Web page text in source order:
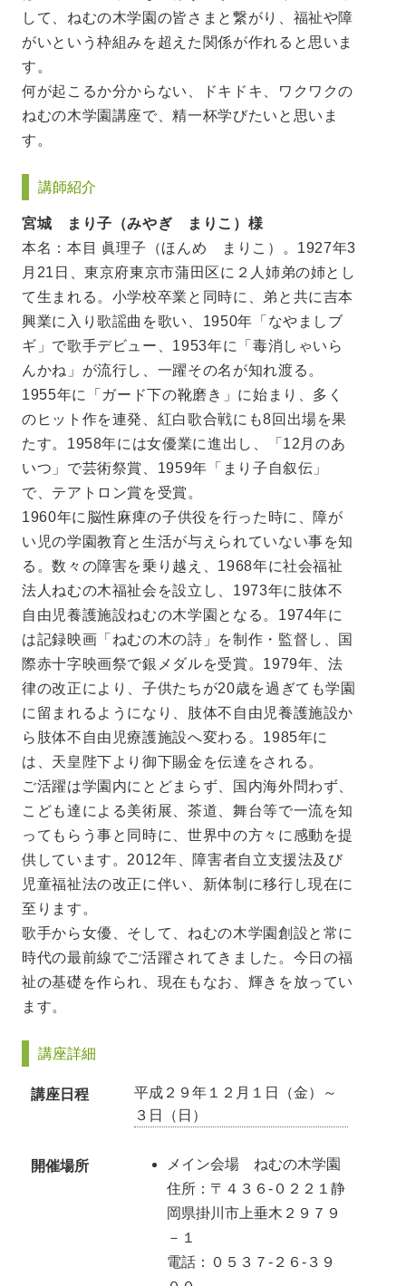
して、ねむの木学園の皆さまと繋がり、福祉や障
がいという枠組みを超えた関係が作れると思いま
す。
何が起こるか分からない、ドキドキ、ワクワクの
ねむの木学園講座で、精一杯学びたいと思いま
す。
講師紹介
宮城 まり子（みやぎ まりこ）様
本名：本目 眞理子（ほんめ まりこ）。1927年3
月21日、東京府東京市蒲田区に２人姉弟の姉とし
て生まれる。小学校卒業と同時に、弟と共に吉本
興業に入り歌謡曲を歌い、1950年「なやましブ
ギ」で歌手デビュー、1953年に「毒消しゃいら
んかね」が流行し、一躍その名が知れ渡る。
1955年に「ガード下の靴磨き」に始まり、多く
のヒット作を連発、紅白歌合戦にも8回出場を果
たす。1958年には女優業に進出し、「12月のあ
いつ」で芸術祭賞、1959年「まり子自叙伝」
で、テアトロン賞を受賞。
1960年に脳性麻痺の子供役を行った時に、障が
い児の学園教育と生活が与えられていない事を知
る。数々の障害を乗り越え、1968年に社会福祉
法人ねむの木福祉会を設立し、1973年に肢体不
自由児養護施設ねむの木学園となる。1974年に
は記録映画「ねむの木の詩」を制作・監督し、国
際赤十字映画祭で銀メダルを受賞。1979年、法
律の改正により、子供たちが20歳を過ぎても学園
に留まれるようになり、肢体不自由児養護施設か
ら肢体不自由児療護施設へ変わる。1985年に
は、天皇陛下より御下賜金を伝達をされる。
ご活躍は学園内にとどまらず、国内海外問わず、
こども達による美術展、茶道、舞台等で一流を知
ってもらう事と同時に、世界中の方々に感動を提
供しています。2012年、障害者自立支援法及び
児童福祉法の改正に伴い、新体制に移行し現在に
至ります。
歌手から女優、そして、ねむの木学園創設と常に
時代の最前線でご活躍されてきました。今日の福
祉の基礎を作られ、現在もなお、輝きを放ってい
ます。
講座詳細
講座日程
平成２９年１２月１日（金）～
３日（日）
開催場所
メイン会場 ねむの木学園
住所：〒４３６-０２２１静
岡県掛川市上垂木２９７９
－１
電話：０５３７-２６-３９